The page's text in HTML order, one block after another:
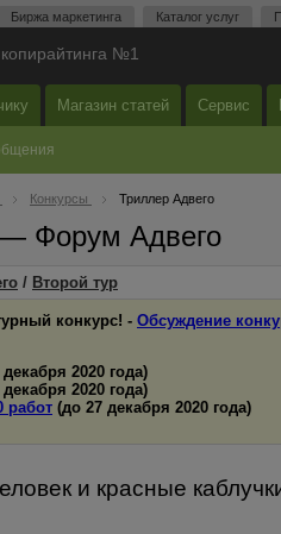
Биржа маркетинга Каталог услуг
№1
Магазин статей Сервис
Конкурсы Триллер Адвего
Форум Адвего
/ Второй тур
конкурс! - Обсуждение
2020 года)
2020 года)
работ (до 27 декабря 2020 года)
и красные